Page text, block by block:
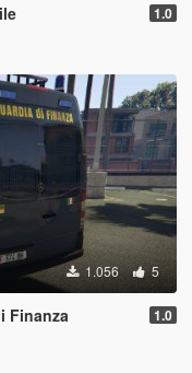
1.0
1.056 5
Finanza 1.0